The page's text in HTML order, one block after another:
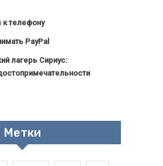
к телефону
PayPal
лагерь Сириус:
Метки